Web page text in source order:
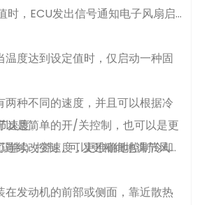
时，ECU发出信号通知电子风扇启
度达到设定值时，仅启动一种固
种不同的速度，并且可以根据冷
速度。
续改变速度，更准确地控制冷却
是简单的开/关控制，也可以是更
制）控制，可以更精细地调节风扇
发动机的前部或侧面，靠近散热